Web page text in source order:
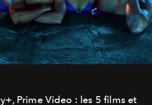
Prime Video : les 5 films et